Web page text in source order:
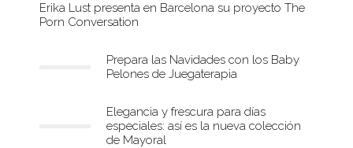
Erika Lust presenta en Barcelona su proyecto The
Porn Conversation
Prepara las Navidades con los Baby
Pelones de Juegaterapia
Elegancia y frescura para días
especiales: así es la nueva colección
de Mayoral